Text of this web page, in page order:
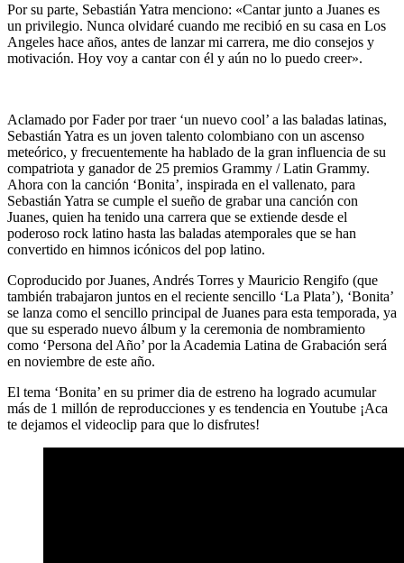
Por su parte, Sebastián Yatra menciono: «Cantar junto a Juanes es
un privilegio. Nunca olvidaré cuando me recibió en su casa en Los
Angeles hace años, antes de lanzar mi carrera, me dio consejos y
motivación. Hoy voy a cantar con él y aún no lo puedo creer».
Aclamado por Fader por traer ‘un nuevo cool’ a las baladas latinas,
Sebastián Yatra es un joven talento colombiano con un ascenso
meteórico, y frecuentemente ha hablado de la gran influencia de su
compatriota y ganador de 25 premios Grammy / Latin Grammy.
Ahora con la canción ‘Bonita’, inspirada en el vallenato, para
Sebastián Yatra se cumple el sueño de grabar una canción con
Juanes, quien ha tenido una carrera que se extiende desde el
poderoso rock latino hasta las baladas atemporales que se han
convertido en himnos icónicos del pop latino.
Coproducido por Juanes, Andrés Torres y Mauricio Rengifo (que
también trabajaron juntos en el reciente sencillo ‘La Plata’), ‘Bonita’
se lanza como el sencillo principal de Juanes para esta temporada, ya
que su esperado nuevo álbum y la ceremonia de nombramiento
como ‘Persona del Año’ por la Academia Latina de Grabación será
en noviembre de este año.
El tema ‘Bonita’ en su primer dia de estreno ha logrado acumular
más de 1 millón de reproducciones y es tendencia en Youtube ¡Aca
te dejamos el videoclip para que lo disfrutes!